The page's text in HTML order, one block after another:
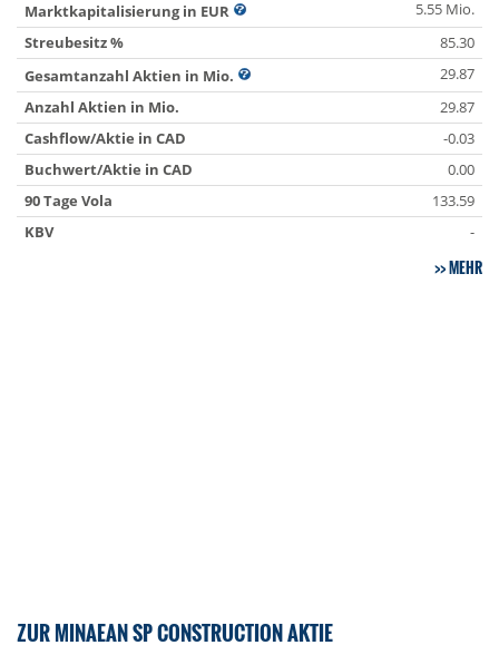
Marktkapitalisierung in EUR
5.55 Mio.
Streubesitz %
85.30
Gesamtanzahl Aktien in Mio.
29.87
Anzahl Aktien in Mio.
29.87
Cashflow/Aktie in CAD
-0.03
Buchwert/Aktie in CAD
0.00
90 Tage Vola
133.59
KBV
-
MEHR
ZUR MINAEAN SP CONSTRUCTION AKTIE